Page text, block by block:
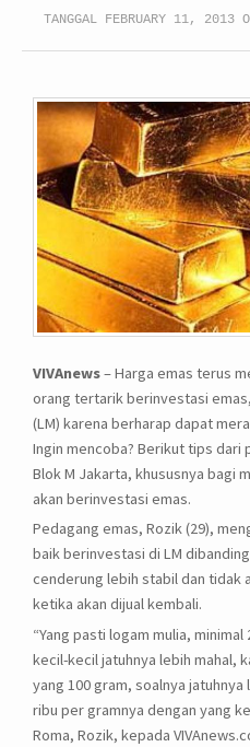
TANGGAL FEBRUARY 11, 2013
VIVAnews– Harga emas terus
orang tertarik berinvestasi
(LM) karena berharap dapat
Ingin mencoba? Berikut tips dari
Blok M Jakarta, khususnya bagi
akan berinvestasi emas.
Pedagang emas, Rozik (29),
baik berinvestasi di LM
cenderung lebih stabil dan tidak
ketika akan dijual kembali.
“Yang pasti logam mulia,
kecil-kecil jatuhnya lebih mahal,
yang 100 gram, soalnya
ribu per gramnya dengan yang
Roma, Rozik, kepada